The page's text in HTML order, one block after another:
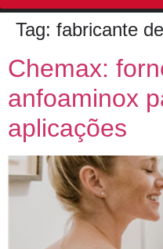
Tag: fabricante
Chemax:
anfoaminox
aplicações